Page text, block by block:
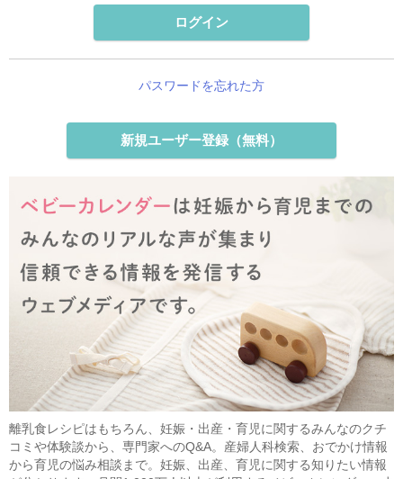
ログイン
パスワードを忘れた方
新規ユーザー登録（無料）
離乳食レシピはもちろん、妊娠・出産・育児に関するみんなのクチ
コミや体験談から、専門家へのQ&A。産婦人科検索、おでかけ情報
から育児の悩み相談まで。妊娠、出産、育児に関する知りたい情報